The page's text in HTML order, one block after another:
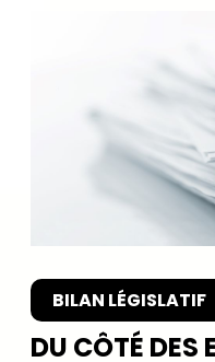
BILAN LÉGISLATIF
DU CÔTÉ DES